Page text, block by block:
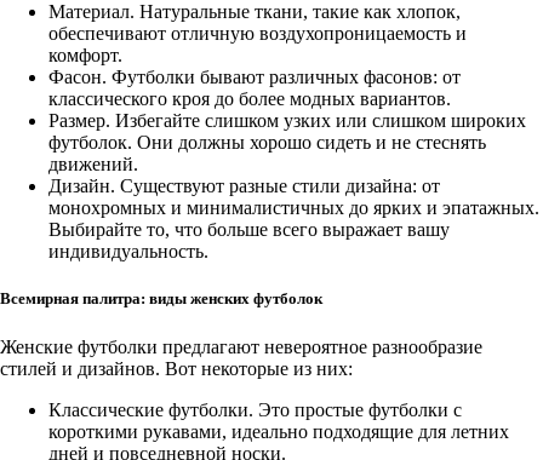
Материал. Натуральные ткани, такие как хлопок,
обеспечивают отличную воздухопроницаемость и
комфорт.
Фасон. Футболки бывают различных фасонов: от
классического кроя до более модных вариантов.
Размер. Избегайте слишком узких или слишком широких
футболок. Они должны хорошо сидеть и не стеснять
движений.
Дизайн. Существуют разные стили дизайна: от
монохромных и минималистичных до ярких и эпатажных.
Выбирайте то, что больше всего выражает вашу
индивидуальность.
Всемирная палитра: виды женских футболок
Женские футболки предлагают невероятное разнообразие
стилей и дизайнов. Вот некоторые из них:
Классические футболки. Это простые футболки с
короткими рукавами, идеально подходящие для летних
дней и повседневной носки.